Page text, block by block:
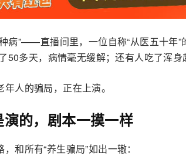
病”——直播间里，一位自称“从医五十年”
50多天，病情毫无缓解；还有人吃了浑身
人的骗局，正在上演。
的，剧本一摸一样
和所有“养生骗局”如出一辙：